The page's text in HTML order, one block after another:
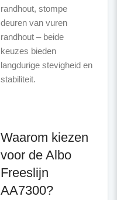
randhout, stompe
deuren van vuren
randhout – beide
keuzes bieden
langdurige stevigheid en
stabiliteit.
Waarom kiezen
voor de Albo
Freeslijn
AA7300?